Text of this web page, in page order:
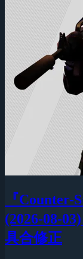
『
(2026-08-
具合修正